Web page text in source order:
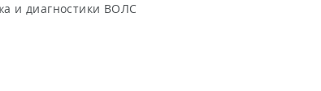
и диагностики ВОЛС